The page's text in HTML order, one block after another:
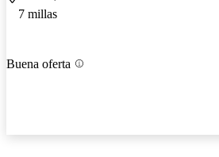
7 millas
Buena oferta